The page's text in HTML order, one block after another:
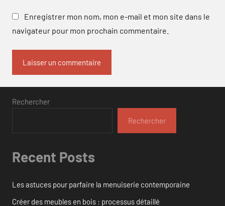
Enregistrer mon nom, mon e-mail et mon site dans le
navigateur pour mon prochain commentaire.
Rechercher
Rechercher
Recent Posts
Les astuces pour parfaire la menuiserie contemporaine
Créer des meubles en bois : processus détaillé